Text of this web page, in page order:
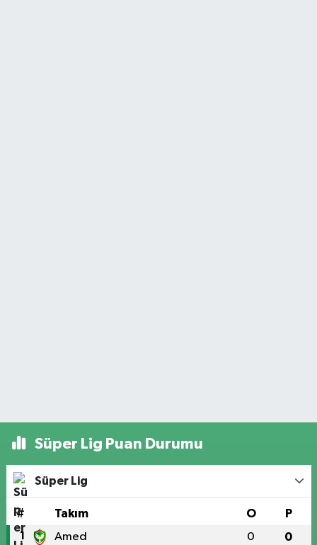
Süper Lig Puan Durumu
Süper Lig
# Takım O P
1 Amed 0 0